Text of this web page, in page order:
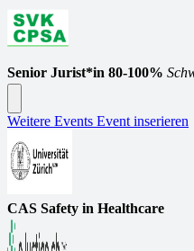
Senior Jurist*in 80-100%
Weitere Events Event inserieren
CAS Safety in Healthcare